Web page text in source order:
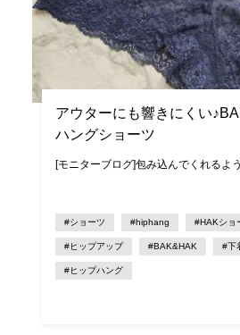
アウターにも響きにくい
ハングショーツ
[モニターブログ]包み込んでくれるよ
#ショーツ #hiphang #HAKショ
#ヒップアップ #BAK&HAK #下
#ヒップハング